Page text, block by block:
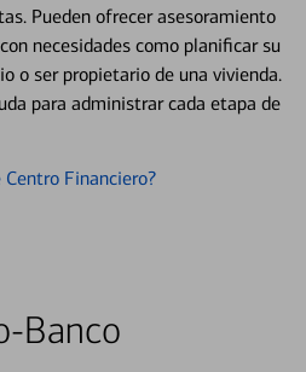
Pueden ofrecer asesoramiento
necesidades como planificar su
o ser propietario de una vivienda.
para administrar cada etapa de
Centro Financiero?
Banco